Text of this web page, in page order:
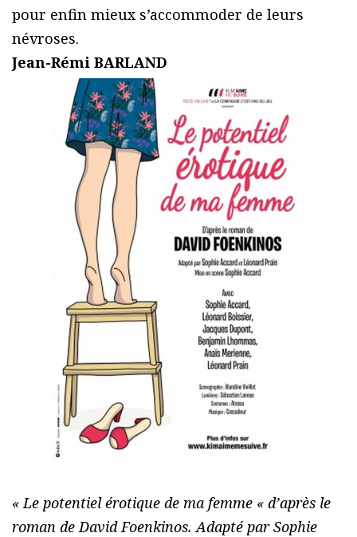
pour enfin mieux s’accommoder de leurs
névroses.
Jean-Rémi BARLAND
« Le potentiel érotique de ma femme « d’après le
roman de David Foenkinos. Adapté par Sophie